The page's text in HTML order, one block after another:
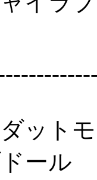
ダッ
ール